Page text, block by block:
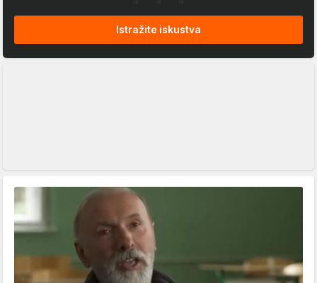
Istražite iskustva